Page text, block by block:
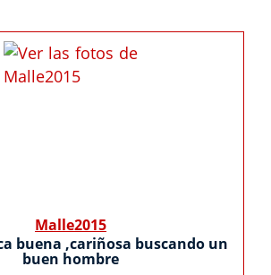
Malle2015
buena ,cariñosa buscando un
buen hombre